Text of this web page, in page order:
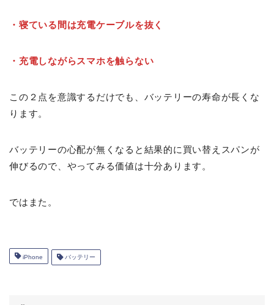
・寝ている間は充電ケーブルを抜く
・充電しながらスマホを触らない
この２点を意識するだけでも、バッテリーの寿命が長くな
ります。
バッテリーの心配が無くなると結果的に買い替えスパンが
伸びるので、やってみる価値は十分あります。
ではまた。
iPhone バッテリー